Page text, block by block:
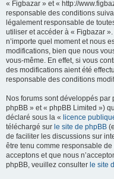
« Figbazar » et « http://
responsable des conditions
légalement responsable de
utiliser et accéder à « Figbazar
n’importe quel moment et nous
modifications, bien que nous
vous-même. En effet, si vous
des modifications aient été
responsable des conditions
Nos forums sont développés
phpBB » et « phpBB Limited »)
déclaré sous la « licence
téléchargé sur le site de phpBB
de faciliter les discussions sur
être tenu comme responsable
acceptons et que nous
phpBB, veuillez consulter le site